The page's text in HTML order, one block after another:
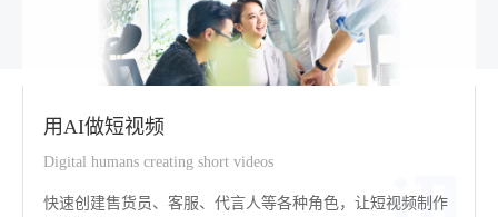
用AI做短视频
Digital humans creating short videos
快速创建售货员、客服、代言人等各种角色，让短视频制作